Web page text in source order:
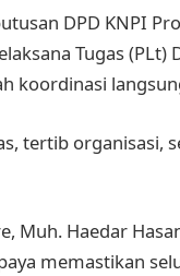
DPD KNPI
Tugas (PLt)
koordinasi
tertib organisasi,
Muh. Haedar
memastikan